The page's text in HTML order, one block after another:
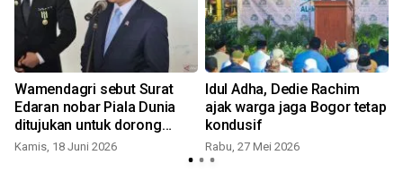
Wamendagri sebut Surat
Edaran nobar Piala Dunia
ditujukan untuk dorong
ekonomi daerah
Kamis, 18 Juni 2026
Idul Adha, Dedie Rachim
ajak warga jaga Bogor tetap
kondusif
Rabu, 27 Mei 2026